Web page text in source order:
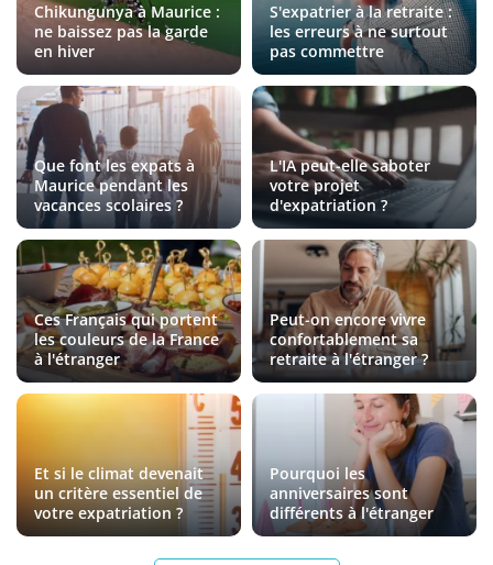
Chikungunya à Maurice :
ne baissez pas la garde
en hiver
S'expatrier à la retraite :
les erreurs à ne surtout
pas commettre
Que font les expats à
Maurice pendant les
vacances scolaires ?
L'IA peut-elle saboter
votre projet
d'expatriation ?
Ces Français qui portent
les couleurs de la France
à l'étranger
Peut-on encore vivre
confortablement sa
retraite à l'étranger ?
Et si le climat devenait
un critère essentiel de
votre expatriation ?
Pourquoi les
anniversaires sont
différents à l'étranger